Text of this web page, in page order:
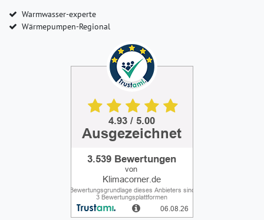
Warmwasser-experte
Wärmepumpen-Regional